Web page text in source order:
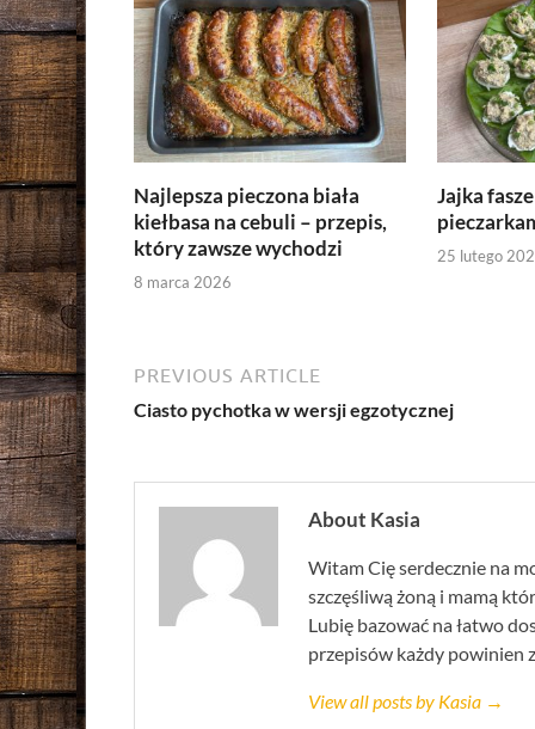
Najlepsza pieczona biała
kiełbasa na cebuli – przepis,
który zawsze wychodzi
8 marca 2026
Jajka
25 lutego
PREVIOUS ARTICLE
Ciasto pychotka w wersji egzotycznej
About Kasia
Witam Cię serdecznie na
szczęśliwą żoną i mamą
Lubię bazować na łatwo
przepisów każdy powinien
View all posts by Kasia →